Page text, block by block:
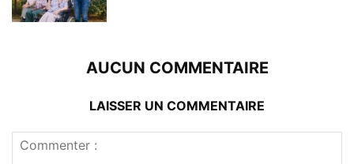
AUCUN COMMENTAIRE
LAISSER UN COMMENTAIRE